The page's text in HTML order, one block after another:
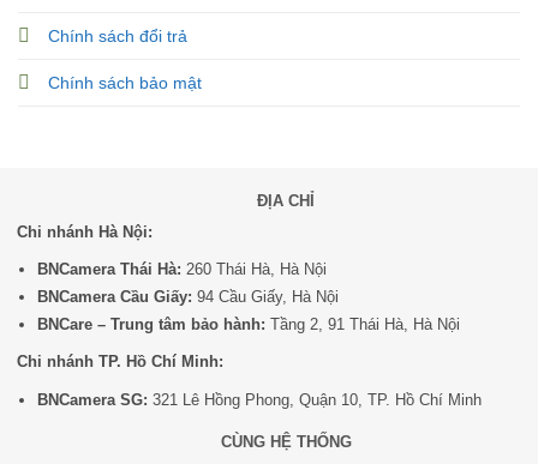
Chính sách đổi trả
Chính sách bảo mật
ĐỊA CHỈ
Chi nhánh Hà Nội:
BNCamera Thái Hà: 260 Thái Hà, Hà Nội
BNCamera Cầu Giấy: 94 Cầu Giấy, Hà Nội
BNCare – Trung tâm bảo hành: Tầng 2, 91 Thái Hà, Hà Nội
Chi nhánh TP. Hồ Chí Minh:
BNCamera SG: 321 Lê Hồng Phong, Quận 10, TP. Hồ Chí Minh
CÙNG HỆ THỐNG